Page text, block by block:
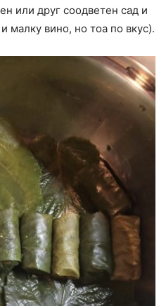
или друг соодветен сад и
малку вино, но тоа по вкус).